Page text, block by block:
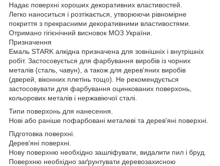
Надає поверхні хороших декоративних властивостей.
Легко наноситься і розтікається, утворюючи рівномірне
покриття з прекрасними декоративними властивостями.
Отримано гігієнічний висновок МОЗ України.
Призначення
Емаль STARK алкідна призначена для зовнішніх і внутрішніх
робіт. Застосовується для фарбування виробів із чорних
металів (сталь, чавун), а також для дерев'яних виробів
(дверей, віконних плетінь тощо). Не рекомендується
застосовувати для фарбування оцинкованих поверхонь,
кольорових металів і нержавіючої сталі.
Типи поверхонь для нанесення.
Нові або раніше пофарбовані металеві та дерев'яні поверхні.
Підготовка поверхні.
Дерев'яні поверхні.
Нову поверхню необхідно зашліфувати, видалити пил і бруд.
Поверхню необхідно заґрунтувати деревозахисною